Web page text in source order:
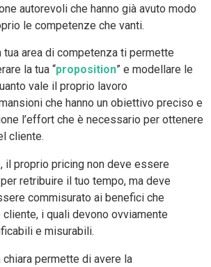
autorevoli che hanno già avuto modo
le competenze che vanti.
area di competenza ti permette
la tua “proposition” e modellare le
vale il proprio lavoro
che hanno un obiettivo preciso e
l’effort che è necessario per ottenere
cliente.
il proprio pricing non deve essere
retribuire il tuo tempo, ma deve
commisurato ai benefici che
i quali devono ovviamente
e misurabili.
permette di avere la